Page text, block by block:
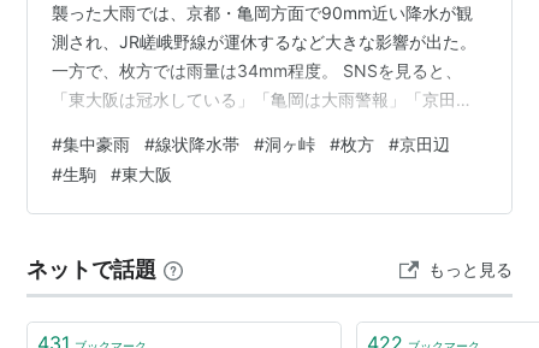
襲った大雨では、京都・亀岡方面で90mm近い降水が観
測され、JR嵯峨野線が運休するなど大きな影響が出た。
一方で、枚方では雨量は34mm程度。 SNSを見ると、
「東大阪は冠水している」「亀岡は大雨警報」「京田辺
ちらはそこまででもない。 そんなことが、実は少なくな
い。 私はこれを勝手に、 『集中豪雨の洞ヶ峠』 と呼ん
でいる。 洞ヶ峠を決め込む 「洞ヶ峠を決め込む」とは、
から戦況を見守り、どちらにも加勢しなかったという故
事に由来する言葉だ…
#集中豪雨 #線状降水帯 #洞ヶ峠 #枚方 #京田辺
#生駒 #東大阪
ネットで話題 もっと見る
431 422